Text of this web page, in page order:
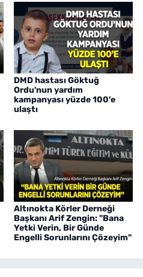
DMD hastası Göktuğ
Ordu'nun yardım
kampanyası yüzde 100'e
ulaştı
Altınokta Körler Derneği
Başkanı Arif Zengin: "Bana
Yetki Verin, Bir Günde
Engelli Sorunlarını Çözeyim"